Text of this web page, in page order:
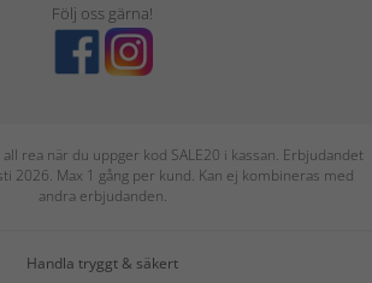
Följ oss gärna!
rea när du uppger kod SALE20 i kassan. Erbjudandet
2026. Max 1 gång per kund. Kan ej kombineras med
andra erbjudanden.
Handla tryggt & säkert